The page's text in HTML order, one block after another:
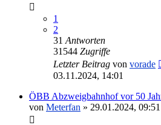
1
2
31 Antworten
31544 Zugriffe
Letzter Beitrag von vorade
03.11.2024, 14:01
ÖBB Abzweigbahnhof vor 50
von Meterfan » 29.01.2024, 09:51